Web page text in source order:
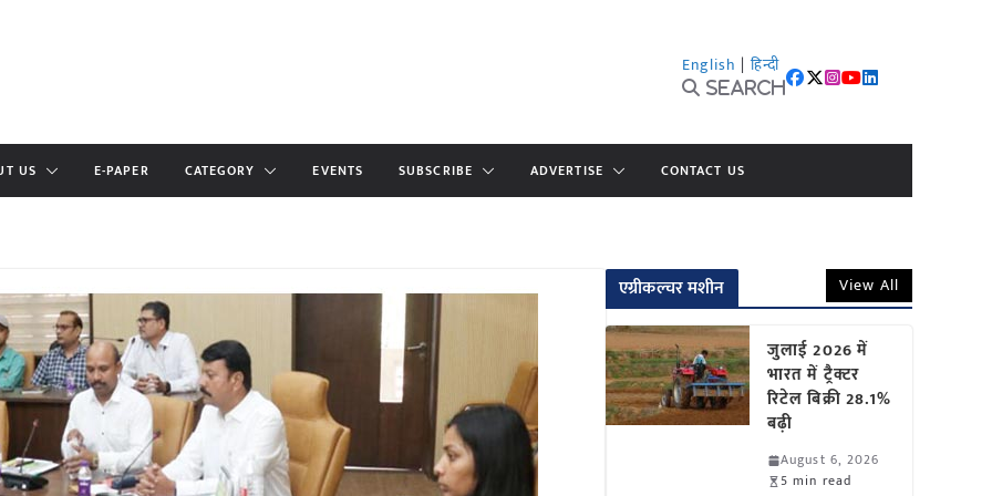
English | हिन्दी
Search
US E-PAPER CATEGORY EVENTS SUBSCRIBE ADVERTISE CONTACT US
एग्रीकल्चर मशीन View All
जुलाई 2026 में
भारत में ट्रैक्टर
रिटेल बिक्री 28.1%
बढ़ी
August 6, 2026
5 min read